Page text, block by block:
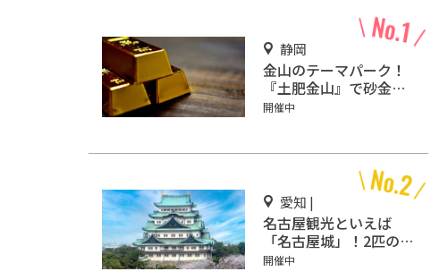
静岡
金山のテーマパーク！
『土肥金山』で砂金採
り体験や坑道観光を楽
開催中
愛知 |
名古屋観光といえば
「名古屋城」！2匹の金
鯱を見に行こう
開催中